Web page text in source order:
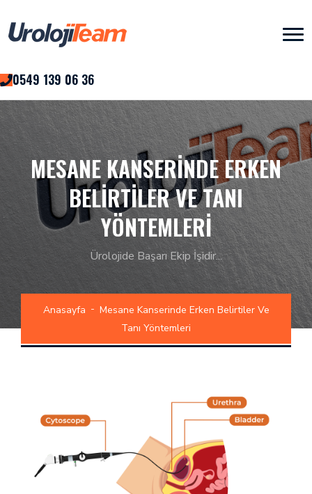
0549 139 06 36
MESANE KANSERINDE ERKEN
BELIRTILER VE TANI
YÖNTEMLERI
Ürolojide Başarı Ekip İşidir...
Anasayfa
Mesane Kanserinde Erken Belirtiler Ve
Tanı Yöntemleri